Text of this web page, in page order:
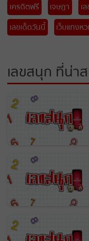
เครดิตฟรี
เจษฎา เ
เลขเด็ดวันนี้
เว็บแทงห
เลขสนุก ที่น่า